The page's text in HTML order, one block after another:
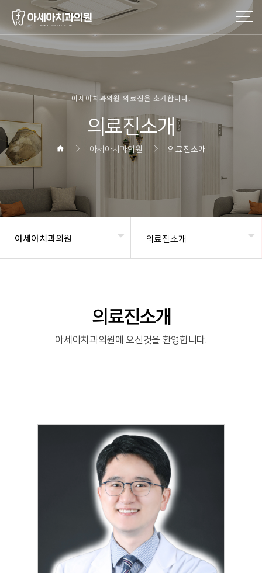
아세아치과의원 의료진을 소개합니다.
의료진소개
아세아치과의원 의료진소개
아세아치과의원 의료진소개
의료진소개
아세아치과의원에 오신것을 환영합니다.